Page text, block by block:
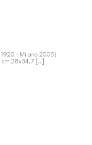
1920 - Milano 2005)
cm 28x34,7 [..]